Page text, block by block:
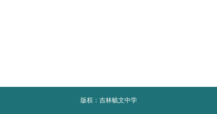
版权：吉林毓文中学